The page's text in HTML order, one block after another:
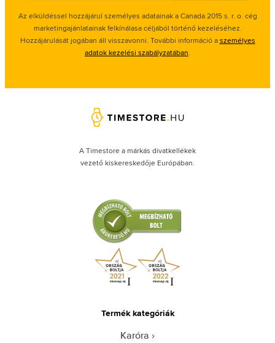
Az elküldéssel hozzájárul személyes adatainak a Canada 2015 s. r. o. cég
marketingajánlatainak felkínálasa céljából történő kezeléséhez.
Hozzájárulását jogában áll visszavonni. További információ aszemélyes
adatok kezelési szabályzatában.
A Timestore a márkás divatkellékek
vezető kiskereskedője Európában.
Termék kategóriák
Karóra